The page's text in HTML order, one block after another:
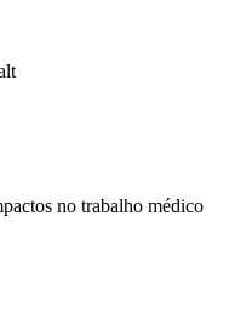
e seus impactos no trabalho médico